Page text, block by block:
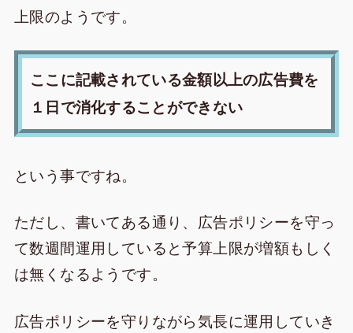
上限のようです。
ここに記載されている金額以上の広告費を
１日で消化することができない
という事ですね。
ただし、書いてある通り、広告ポリシーを守っ
て数週間運用していると予算上限が増額もしく
は無くなるようです。
広告ポリシーを守りながら気長に運用していき